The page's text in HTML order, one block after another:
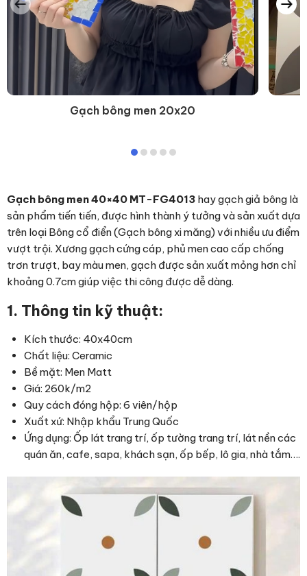
Gạch bông men 20x20
Gạch bông men 40×40 MT-FG4013 hay gạch giả bông là
sản phẩm tiến tiến, được hình thành ý tưởng và sản xuất dựa
trên loại Bông cổ điển (Gạch bông xi măng) với nhiều ưu điểm
vượt trội. Xương gạch cứng cáp, phủ men cao cấp chống
trơn trượt, bay màu men, gạch được sản xuất mỏng hơn chỉ
khoảng 0.7cm giúp việc thi công được dễ dàng.
1. Thông tin kỹ thuật:
Kích thước: 40x40cm
Chất liệu: Ceramic
Bề mặt: Men Matt
Giá: 260k/m2
Quy cách đóng hộp: 6 viên/hộp
Xuất xứ: Nhập khẩu Trung Quốc
Ứng dụng: Ốp lát trang trí, ốp tường trang trí, lát nền các
quán ăn, cafe, sapa, khách sạn, ốp bếp, lô gia, nhà tắm….